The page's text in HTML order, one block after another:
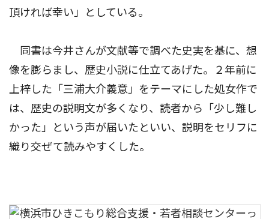
頂ければ幸い」としている。
同書は今井さんが文献等で調べた史実を基に、想
像を膨らまし、歴史小説に仕立てあげた。２年前に
上梓した「三浦大介義意」をテーマにした処女作で
は、歴史の説明文が多くなり、読者から「少し難し
かった」という声が届いたといい、説明をセリフに
織り交ぜて読みやすくした。